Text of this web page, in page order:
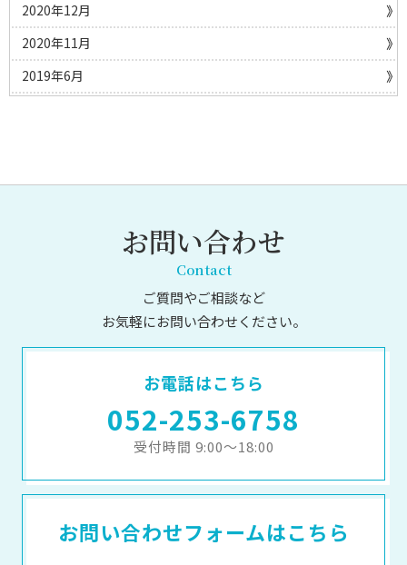
2020年12月
2020年11月
2019年6月
お問い合わせ
Contact
ご質問やご相談など
お気軽にお問い合わせください。
お電話はこちら
052-253-6758
受付時間 9:00～18:00
お問い合わせフォームはこちら